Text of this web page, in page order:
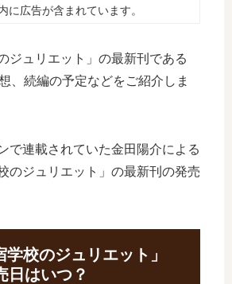
に広告が含まれています。
ジュリエット」の最新刊である
、続編の予定などをご紹介しま
で連載されていた金田陽介による
のジュリエット」の最新刊の発売
校のジュリエット」
日はいつ？